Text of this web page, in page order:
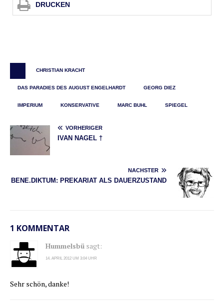
DRU­CKEN
CHRISTIAN KRACHT
DAS PARADIES DES AUGUST ENGELHARDT GEORG DIEZ
IMPERIUM KONSERVATIVE MARC BUHL SPIEGEL
VORHERIGER
IVAN NAGEL †
NÄCHSTER
BENE.DIKTUM: PREKARIAT ALS DAUERZUSTAND
1 KOMMENTAR
Hummelsbü sagt:
14. APRIL 2012 UM 3:04 UHR
Sehr schön, danke!